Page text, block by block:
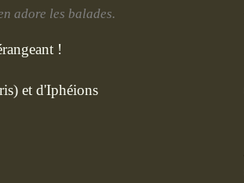
adore les balades.
!
et d'Iphéions